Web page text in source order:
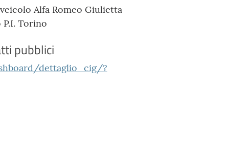
Alfa Romeo Giulietta
Torino
pubblici
dettaglio_cig/?